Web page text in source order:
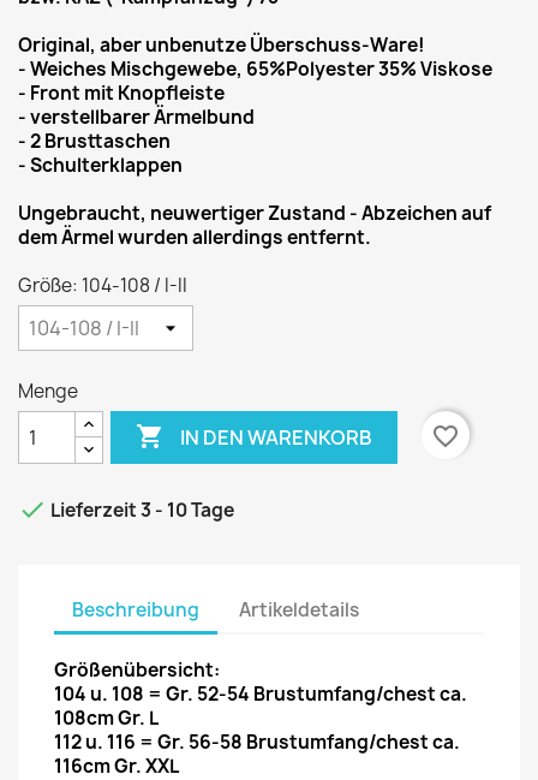
Original, aber unbenutze Überschuss-Ware!
- Weiches Mischgewebe, 65%Polyester 35% Viskose
- Front mit Knopfleiste
- verstellbarer Ärmelbund
- 2 Brusttaschen
- Schulterklappen
Ungebraucht, neuwertiger Zustand - Abzeichen auf
dem Ärmel wurden allerdings entfernt.
Größe: 104-108 / I-II
Menge
 IN DEN WARENKORB favorite_border
 Lieferzeit 3 - 10 Tage
Beschreibung Artikeldetails
Größenübersicht:
104 u. 108 = Gr. 52-54 Brustumfang/chest ca.
108cm Gr. L
112 u. 116 = Gr. 56-58 Brustumfang/chest ca.
116cm Gr. XXL